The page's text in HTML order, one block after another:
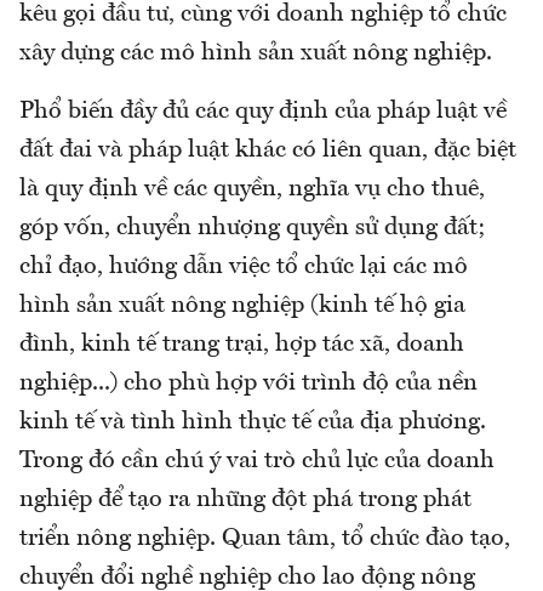
kêu gọi đầu tư, cùng với doanh nghiệp tổ chức
xây dựng các mô hình sản xuất nông nghiệp.
Phổ biến đầy đủ các quy định của pháp luật về
đất đai và pháp luật khác có liên quan, đặc biệt
là quy định về các quyền, nghĩa vụ cho thuê,
góp vốn, chuyển nhượng quyền sử dụng đất;
chỉ đạo, hướng dẫn việc tổ chức lại các mô
hình sản xuất nông nghiệp (kinh tế hộ gia
đình, kinh tế trang trại, hợp tác xã, doanh
nghiệp...) cho phù hợp với trình độ của nền
kinh tế và tình hình thực tế của địa phương.
Trong đó cần chú ý vai trò chủ lực của doanh
nghiệp để tạo ra những đột phá trong phát
triển nông nghiệp. Quan tâm, tổ chức đào tạo,
chuyển đổi nghề nghiệp cho lao động nông